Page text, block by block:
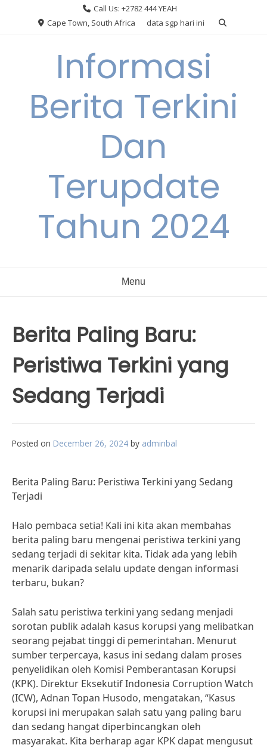
Call Us: +2782 444 YEAH
Cape Town, South Africa
data sgp hari ini
Informasi
Berita Terkini
Dan
Terupdate
Tahun 2024
Menu
Berita Paling Baru:
Peristiwa Terkini yang
Sedang Terjadi
Posted on December 26, 2024 by adminbal
Berita Paling Baru: Peristiwa Terkini yang Sedang
Terjadi
Halo pembaca setia! Kali ini kita akan membahas
berita paling baru mengenai peristiwa terkini yang
sedang terjadi di sekitar kita. Tidak ada yang lebih
menarik daripada selalu update dengan informasi
terbaru, bukan?
Salah satu peristiwa terkini yang sedang menjadi
sorotan publik adalah kasus korupsi yang melibatkan
seorang pejabat tinggi di pemerintahan. Menurut
sumber terpercaya, kasus ini sedang dalam proses
penyelidikan oleh Komisi Pemberantasan Korupsi
(KPK). Direktur Eksekutif Indonesia Corruption Watch
(ICW), Adnan Topan Husodo, mengatakan, “Kasus
korupsi ini merupakan salah satu yang paling baru
dan sedang hangat diperbincangkan oleh
masyarakat. Kita berharap agar KPK dapat mengusut